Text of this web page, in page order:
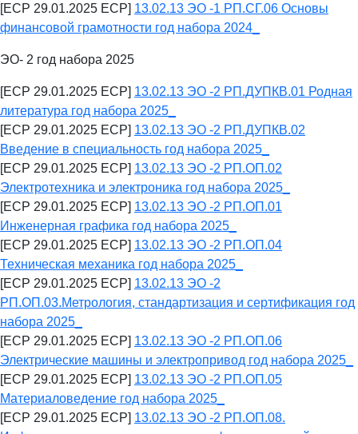
[ECP 29.01.2025 ECP] 13.02.13 ЭО -1 РП.СГ.06 Основы
финансовой грамотности год набора 2024_
ЭО- 2 год набора 2025
[ECP 29.01.2025 ECP] 13.02.13 ЭО -2 РП.ДУПКВ.01 Родная
литература год набора 2025_
[ECP 29.01.2025 ECP] 13.02.13 ЭО -2 РП.ДУПКВ.02
Введение в специальность год набора 2025_
[ECP 29.01.2025 ECP] 13.02.13 ЭО -2 РП.ОП.02
Электротехника и электроника год набора 2025_
[ECP 29.01.2025 ECP] 13.02.13 ЭО -2 РП.ОП.01
Инженерная графика год набора 2025_
[ECP 29.01.2025 ECP] 13.02.13 ЭО -2 РП.ОП.04
Техническая механика год набора 2025_
[ECP 29.01.2025 ECP] 13.02.13 ЭО -2
РП.ОП.03.Метрология, стандартизация и сертификация год
набора 2025_
[ECP 29.01.2025 ECP] 13.02.13 ЭО -2 РП.ОП.06
Электрические машины и электропривод год набора 2025_
[ECP 29.01.2025 ECP] 13.02.13 ЭО -2 РП.ОП.05
Материаловедение год набора 2025_
[ECP 29.01.2025 ECP] 13.02.13 ЭО -2 РП.ОП.08.